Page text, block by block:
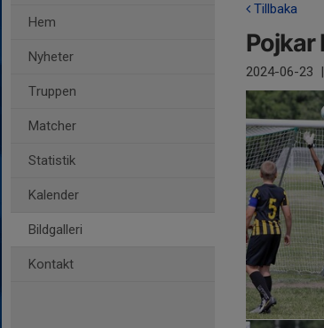
Hem
Nyheter
Truppen
Matcher
Statistik
Kalender
Bildgalleri
Kontakt
Tillbaka
Pojkar
2024-06-23 |